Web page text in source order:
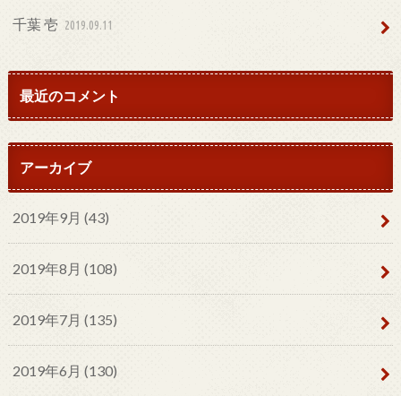
千葉 壱 2019.09.11
最近のコメント
アーカイブ
2019年9月 (43)
2019年8月 (108)
2019年7月 (135)
2019年6月 (130)